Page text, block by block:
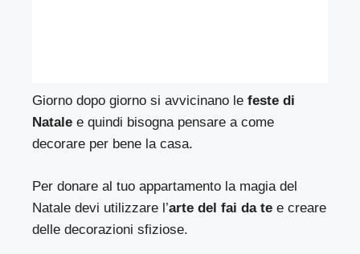
Giorno dopo giorno si avvicinano lefeste di
Natale e quindi bisogna pensare a come
decorare per bene la casa.
Per donare al tuo appartamento la magia del
Natale devi utilizzare l’arte del fai da te e creare
delle decorazioni sfiziose.